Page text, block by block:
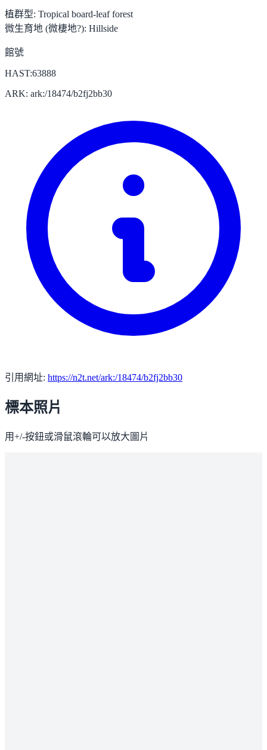
植群型: Tropical board-leaf forest
微生育地 (微棲地?): Hillside
館號
HAST:63888
ARK: ark:/18474/b2fj2bb30
引用網址: https://n2t.net/ark:/18474/b2fj2bb30
標本照片
用+/-按鈕或滑鼠滾輪可以放大圖片